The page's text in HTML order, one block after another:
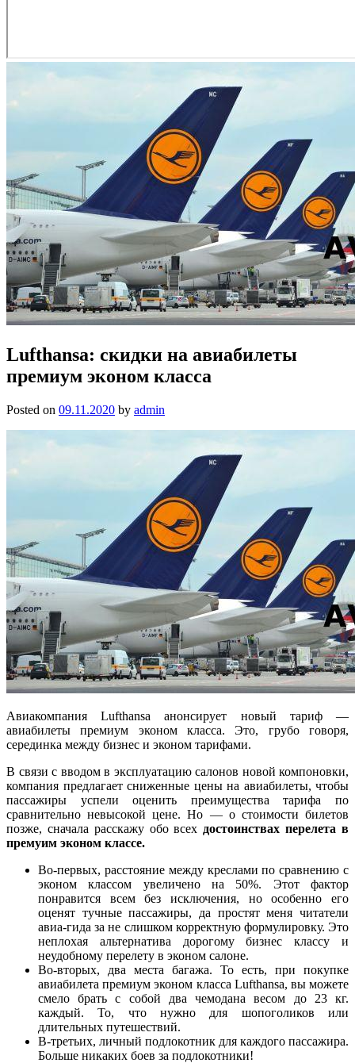
Lufthansa: скидки на авиабилеты
премиум эконом класса
Posted on 09.11.2020 by admin
Авиакомпания Lufthansa анонсирует новый тариф —
авиабилеты премиум эконом класса. Это, грубо говоря,
серединка между бизнес и эконом тарифами.
В связи с вводом в эксплуатацию салонов новой компоновки,
компания предлагает сниженные цены на авиабилеты, чтобы
пассажиры успели оценить преимущества тарифа по
сравнительно невысокой цене. Но — о стоимости билетов
позже, сначала расскажу обо всех достоинствах перелета в
премуим эконом классе.
Во-первых, расстояние между креслами по сравнению с
эконом классом увеличено на 50%. Этот фактор
понравится всем без исключения, но особенно его
оценят тучные пассажиры, да простят меня читатели
авиа-гида за не слишком корректную формулировку. Это
неплохая альтернатива дорогому бизнес классу и
неудобному перелету в эконом салоне.
Во-вторых, два места багажа. То есть, при покупке
авиабилета премиум эконом класса Lufthansa, вы можете
смело брать с собой два чемодана весом до 23 кг.
каждый. То, что нужно для шопоголиков или
длительных путешествий.
В-третьих, личный подлокотник для каждого пассажира.
Больше никаких боев за подлокотники!